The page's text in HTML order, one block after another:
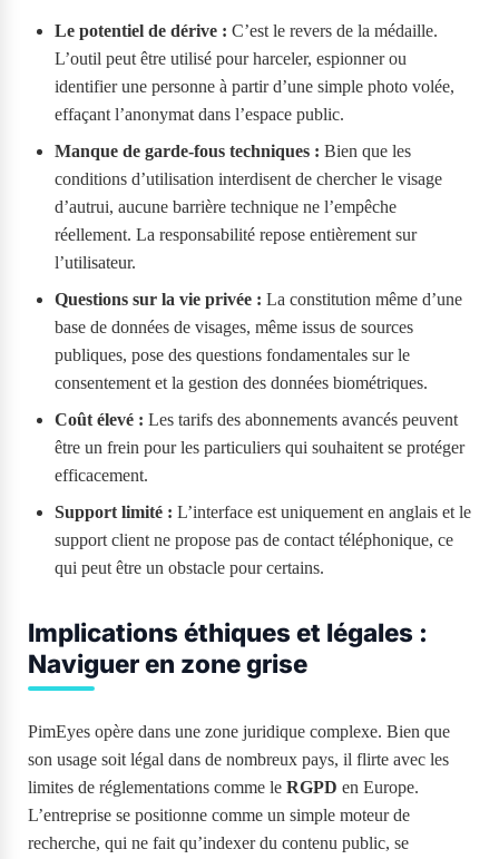
Le potentiel de dérive : C’est le revers de la médaille.
L’outil peut être utilisé pour harceler, espionner ou
identifier une personne à partir d’une simple photo volée,
effaçant l’anonymat dans l’espace public.
Manque de garde-fous techniques : Bien que les
conditions d’utilisation interdisent de chercher le visage
d’autrui, aucune barrière technique ne l’empêche
réellement. La responsabilité repose entièrement sur
l’utilisateur.
Questions sur la vie privée : La constitution même d’une
base de données de visages, même issus de sources
publiques, pose des questions fondamentales sur le
consentement et la gestion des données biométriques.
Coût élevé : Les tarifs des abonnements avancés peuvent
être un frein pour les particuliers qui souhaitent se protéger
efficacement.
Support limité : L’interface est uniquement en anglais et le
support client ne propose pas de contact téléphonique, ce
qui peut être un obstacle pour certains.
Implications éthiques et légales :
Naviguer en zone grise
PimEyes opère dans une zone juridique complexe. Bien que
son usage soit légal dans de nombreux pays, il flirte avec les
limites de réglementations comme le RGPD en Europe.
L’entreprise se positionne comme un simple moteur de
recherche, qui ne fait qu’indexer du contenu public, se